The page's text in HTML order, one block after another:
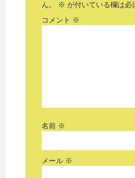
ん。
※ が付いている欄は必
コメント ※
名前 ※
メール ※